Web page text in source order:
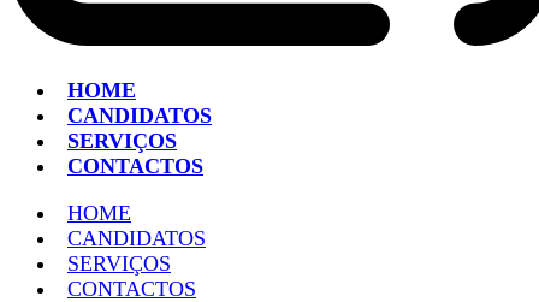
HOME
CANDIDATOS
SERVIÇOS
CONTACTOS
HOME
CANDIDATOS
SERVIÇOS
CONTACTOS